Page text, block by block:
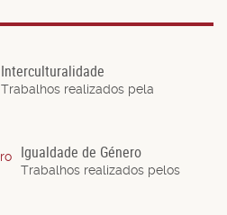
Interculturalidade
Trabalhos realizados pela
Igualdade de Género
Trabalhos realizados pelos